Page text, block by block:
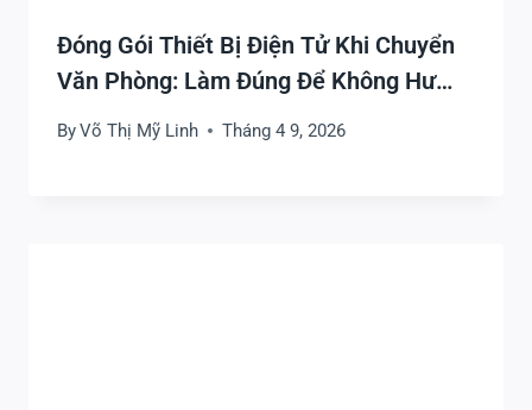
Đóng Gói Thiết Bị Điện Tử Khi Chuyển
Văn Phòng: Làm Đúng Để Không Hư
Hỏng Và Lắp Lại Nhanh
ByVõ Thị Mỹ Linh Tháng 4 9, 2026